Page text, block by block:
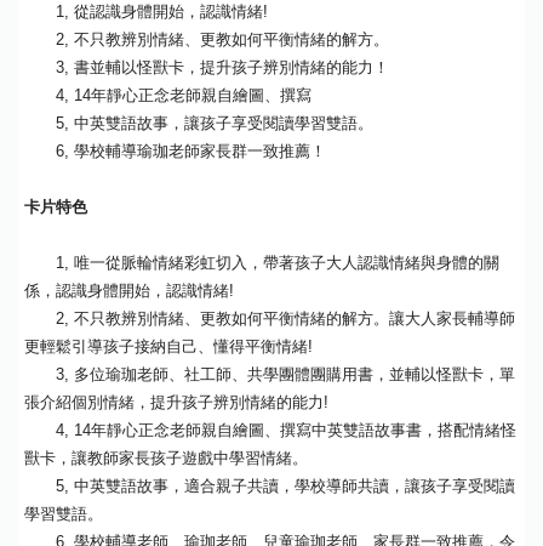
1, 從認識身體開始，認識情緒!
2, 不只教辨別情緒、更教如何平衡情緒的解方。
3, 書並輔以怪獸卡，提升孩子辨別情緒的能力！
4, 14年靜心正念老師親自繪圖、撰寫
5, 中英雙語故事，讓孩子享受閱讀學習雙語。
6, 學校輔導瑜珈老師家長群一致推薦！
卡片特色
1, 唯一從脈輪情緒彩虹切入，帶著孩子大人認識情緒與身體的關
係，認識身體開始，認識情緒!
2, 不只教辨別情緒、更教如何平衡情緒的解方。讓大人家長輔導師
更輕鬆引導孩子接納自己、懂得平衡情緒!
3, 多位瑜珈老師、社工師、共學團體團購用書，並輔以怪獸卡，單
張介紹個別情緒，提升孩子辨別情緒的能力!
4, 14年靜心正念老師親自繪圖、撰寫中英雙語故事書，搭配情緒怪
獸卡，讓教師家長孩子遊戲中學習情緒。
5, 中英雙語故事，適合親子共讀，學校導師共讀，讓孩子享受閱讀
學習雙語。
6, 學校輔導老師、瑜珈老師、兒童瑜珈老師、家長群一致推薦，令